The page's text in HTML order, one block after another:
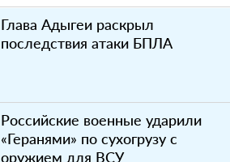
Глава Адыгеи раскрыл
последствия атаки БПЛА
Российские военные ударили
«Геранями» по сухогрузу с
оружием для ВСУ